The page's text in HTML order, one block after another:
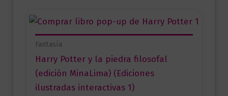
Fantasía
Harry Potter y la piedra filosofal
(edición MinaLima) (Ediciones
ilustradas interactivas 1)